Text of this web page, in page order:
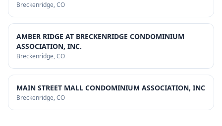
Breckenridge, CO
AMBER RIDGE AT BRECKENRIDGE CONDOMINIUM
ASSOCIATION, INC.
Breckenridge, CO
MAIN STREET MALL CONDOMINIUM ASSOCIATION, INC
Breckenridge, CO